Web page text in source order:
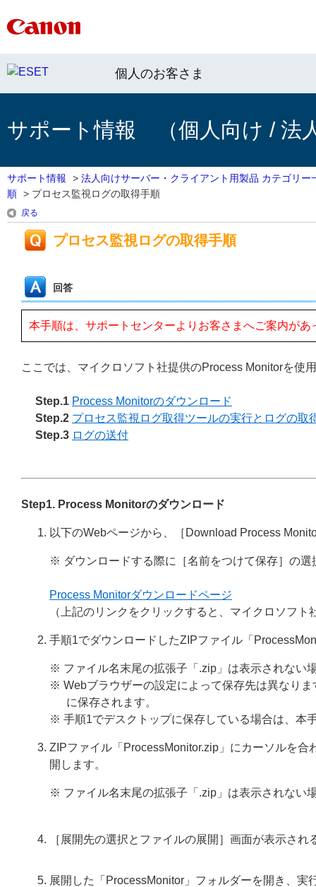
個人のお客さま
サポート情報 （個人向け / 法
サポート情報 > 法人向けサーバー・クライアント用製品 カテゴリー
順 > プロセス監視ログの取得手順
戻る
プロセス監視ログの取得手順
回答
本手順は、サポートセンターよりお客さまへご案内が
ここでは、マイクロソフト社提供のProcess Monitorを使
Step.1 Process Monitorのダウンロード
Step.2 プロセス監視ログ取得ツールの実行とログの取
Step.3 ログの送付
Step1. Process Monitorのダウンロード
以下のWebページから、［Download Process
※ ダウンロードする際に［名前をつけて保存］の
Process Monitorダウンロードページ
（上記のリンクをクリックすると、マイクロソフ
手順1でダウンロードしたZIPファイル「
※ ファイル名末尾の拡張子「.zip」は表示されない
※ Webブラウザーの設定によって保存先は異なり
に保存されます。
※ 手順1でデスクトップに保存している場合は、本
ZIPファイル「ProcessMonitor.zip」にカーソルを
開します。
※ ファイル名末尾の拡張子「.zip」は表示されない
［展開先の選択とファイルの展開］画面が表示さ
展開した「ProcessMonitor」フォルダーを開き、